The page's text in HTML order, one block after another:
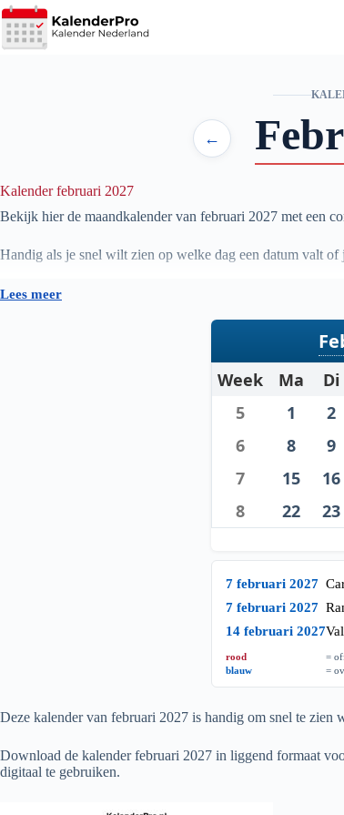
Ga
naar
de
←
Kalender februari 2027
Bekijk hier de maandkalender van februari 2027 met een
Handig als je snel wilt zien op welke dag een datum valt
Lees meer
Week Ma Di
5
1 2
6
8 9
7
15 16
8
22 23
7 februari 2027
7 februari 2027
14 februari 2027
rood
=
blauw
=
Deze kalender van februari 2027 is handig om snel te zien
Download de kalender februari 2027 in liggend formaat
digitaal te gebruiken.